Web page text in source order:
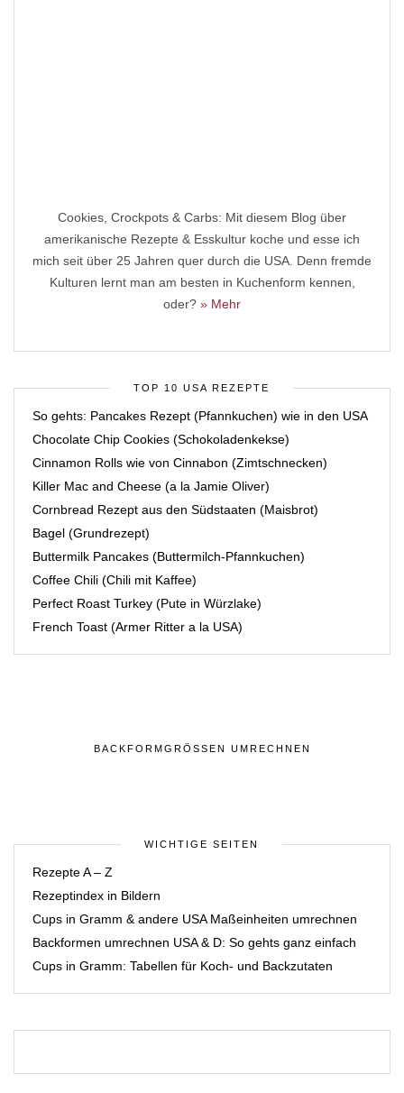
Cookies, Crockpots & Carbs: Mit diesem Blog über
amerikanische Rezepte & Esskultur koche und esse ich
mich seit über 25 Jahren quer durch die USA. Denn fremde
Kulturen lernt man am besten in Kuchenform kennen,
oder? » Mehr
TOP 10 USA REZEPTE
So gehts: Pancakes Rezept (Pfannkuchen) wie in den USA
Chocolate Chip Cookies (Schokoladenkekse)
Cinnamon Rolls wie von Cinnabon (Zimtschnecken)
Killer Mac and Cheese (a la Jamie Oliver)
Cornbread Rezept aus den Südstaaten (Maisbrot)
Bagel (Grundrezept)
Buttermilk Pancakes (Buttermilch-Pfannkuchen)
Coffee Chili (Chili mit Kaffee)
Perfect Roast Turkey (Pute in Würzlake)
French Toast (Armer Ritter a la USA)
BACKFORMGRÖSSEN UMRECHNEN
WICHTIGE SEITEN
Rezepte A – Z
Rezeptindex in Bildern
Cups in Gramm & andere USA Maßeinheiten umrechnen
Backformen umrechnen USA & D: So gehts ganz einfach
Cups in Gramm: Tabellen für Koch- und Backzutaten